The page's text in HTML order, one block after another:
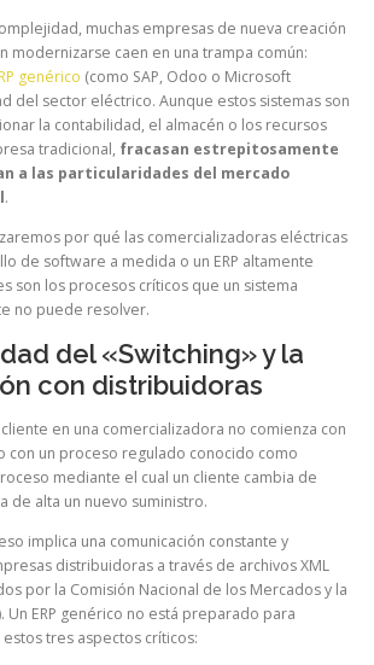
muchas empresas de nueva creación
modernizarse caen en una trampa común:
genérico (como SAP, Odoo o Microsoft
del sector eléctrico. Aunque estos sistemas son
la contabilidad, el almacén o los recursos
tradicional, fracasan estrepitosamente
a las particularidades del mercado
.
por qué las comercializadoras eléctricas
de software a medida o un ERP altamente
son los procesos críticos que un sistema
no puede resolver.
del «Switching» y la
con distribuidoras
en una comercializadora no comienza con
con un proceso regulado conocido como
mediante el cual un cliente cambia de
de alta un nuevo suministro.
implica una comunicación constante y
distribuidoras a través de archivos XML
por la Comisión Nacional de los Mercados y la
Un ERP genérico no está preparado para
tres aspectos críticos: